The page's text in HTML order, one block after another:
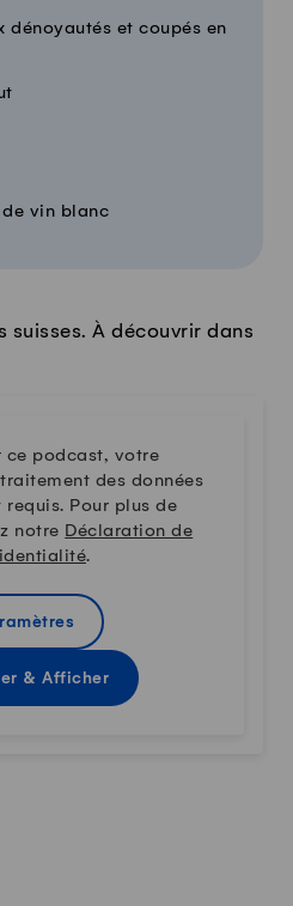
dénoyautés et coupés en
vin blanc
suisses. À découvrir dans
ce podcast, votre
des données
Pour plus de
notre Déclaration de
.
& Afficher